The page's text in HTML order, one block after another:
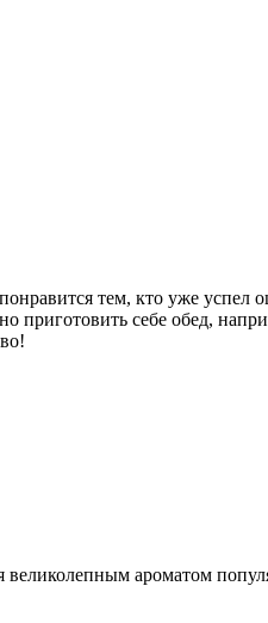
тем, кто уже успел
приготовить себе обед,
ароматом